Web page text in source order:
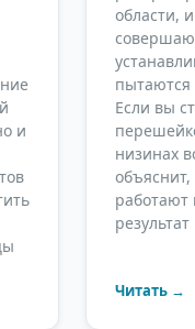
и
области,
пытаются
Если вы
низинах
работают
Читать →